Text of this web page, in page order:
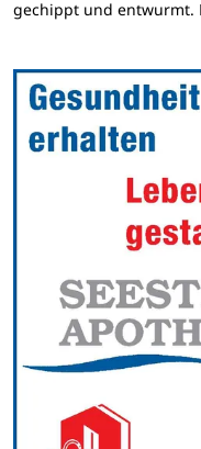
gechippt und entwurmt.